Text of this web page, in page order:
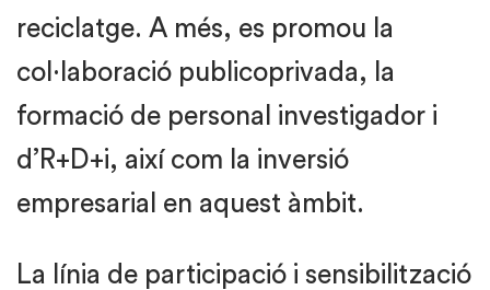
reciclatge. A més, es promou la
col·laboració publicoprivada, la
formació de personal investigador i
d’R+D+i, així com la inversió
empresarial en aquest àmbit.
La línia de participació i sensibilització